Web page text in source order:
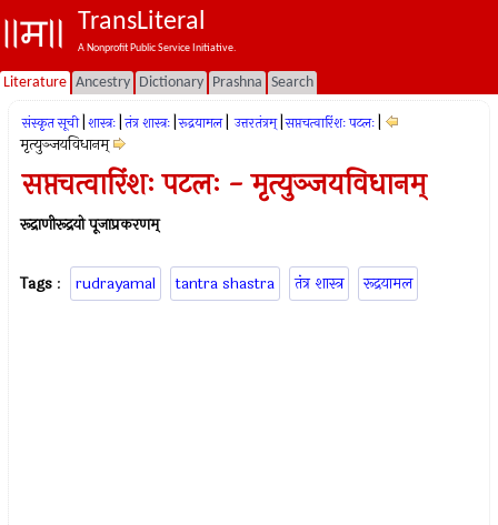
TransLiteral
A Nonprofit Public Service Initiative.
Literature Ancestry Dictionary Prashna Search
संस्कृत सूची शास्त्रः तंत्र शास्त्रः रूद्रयामल उत्तरतंत्रम् सप्तचत्वारिंशः पटलः
मृत्युञ्जयविधानम्
सप्तचत्वारिंशः पटलः - मृत्युञ्जयविधानम्
रूद्राणीरूद्रयो पूजाप्रकरणम्
Tags : rudrayamal tantra shastra तंत्र शास्त्र रूद्रयामल